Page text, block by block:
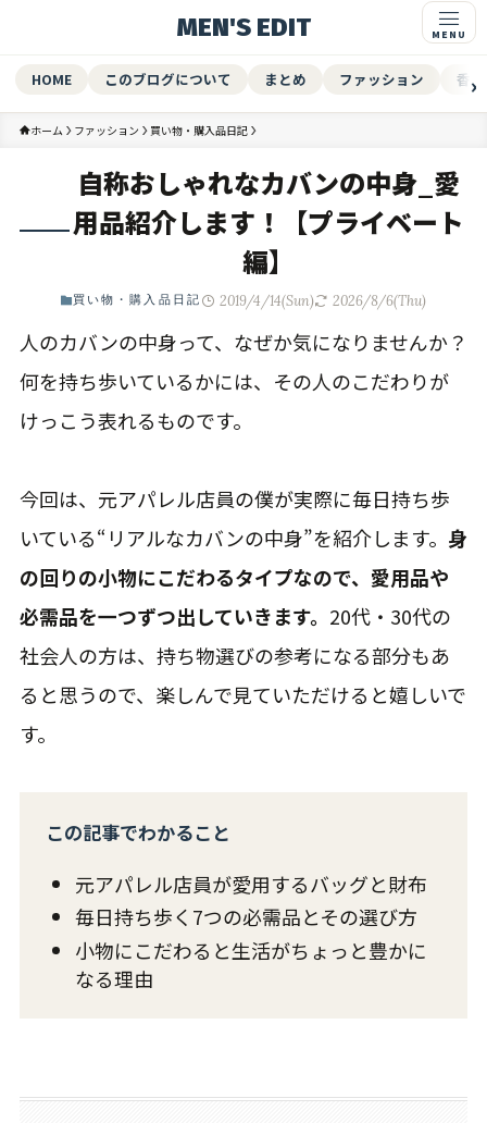
MEN'S EDIT
HOME このブログについて まとめ ファッション 香水
ホーム ファッション 買い物・購入品日記
自称おしゃれなカバンの中身_愛
用品紹介します！【プライベート
編】
買い物・購入品日記 2019/4/14(Sun) 2026/8/6(Thu)
人のカバンの中身って、なぜか気になりませんか？
何を持ち歩いているかには、その人のこだわりが
けっこう表れるものです。
今回は、元アパレル店員の僕が実際に毎日持ち歩
いている“リアルなカバンの中身”を紹介します。 身
の回りの小物にこだわるタイプなので、愛用品や
必需品を一つずつ出していきます。 20代・30代の
社会人の方は、持ち物選びの参考になる部分もあ
ると思うので、楽しんで見ていただけると嬉しいで
す。
この記事でわかること
元アパレル店員が愛用するバッグと財布
毎日持ち歩く7つの必需品とその選び方
小物にこだわると生活がちょっと豊かに
なる理由